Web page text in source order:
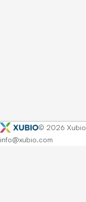
© 2026 Xubio
info@xubio.com